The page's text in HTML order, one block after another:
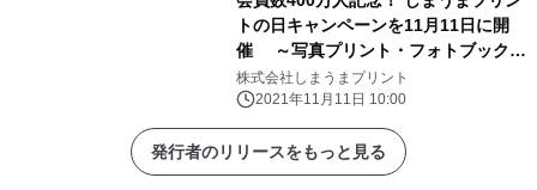
トの日キャンペーンを11月11日に開
催 ～写真プリント・フォトブック・
年賀状・ アルバムの割引キャンペーン
を実施～
株式会社しまうまプリント
2021年11月11日 10:00
発行者のリリースをもっと見る